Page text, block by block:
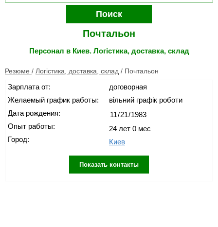
Поиск
Почтальон
Персонал в Киев. Логістика, доставка, склад
Резюме / Логістика, доставка, склад / Почтальон
Зарплата от:
Желаемый график работы:
Дата рождения:
Опыт работы:
Город:
договорная
вільний графік роботи
24 лет 0 мес
Киев
Показать контакты